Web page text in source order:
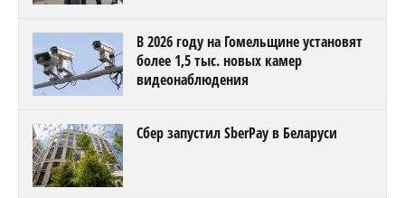
В 2026 году на Гомельщине установят
более 1,5 тыс. новых камер
видеонаблюдения
Сбер запустил SberPay в Беларуси